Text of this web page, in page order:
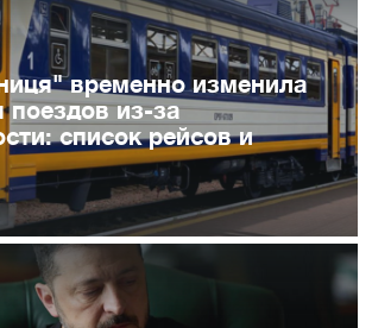
временно изменила
из-за
список рейсов и